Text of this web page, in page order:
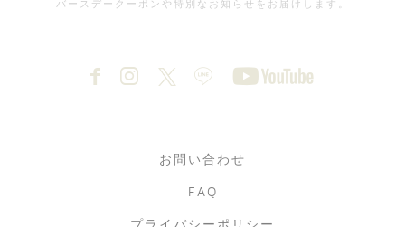
お問い合わせ
FAQ
プライバシーポリシー
バースデークーポンや特別なお知らせをお届けします。